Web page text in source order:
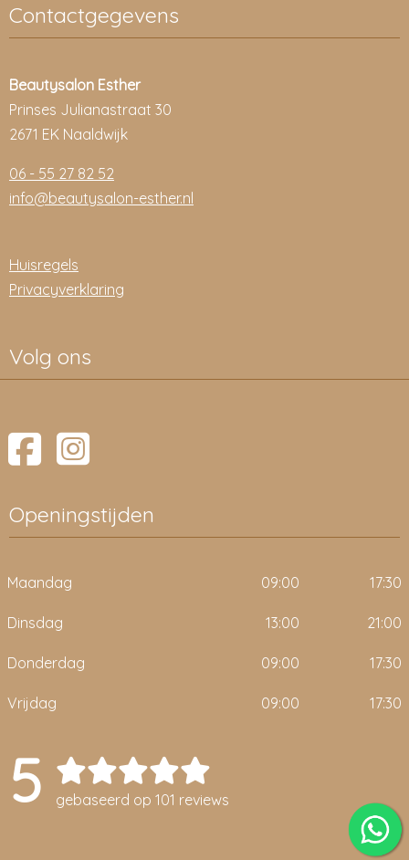
Contactgegevens
Beautysalon Esther
Prinses Julianastraat 30
2671 EK Naaldwijk
06 - 55 27 82 52
info@beautysalon-esther.nl
Huisregels
Privacyverklaring
Volg ons
Openingstijden
Maandag 09:00 17:30
Dinsdag 13:00 21:00
Donderdag 09:00 17:30
Vrijdag 09:00 17:30
5 gebaseerd op 101 reviews